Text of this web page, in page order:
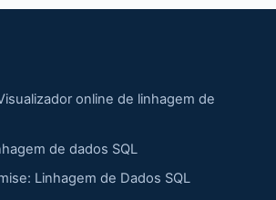
online de linhagem de
de dados SQL
Linhagem de Dados SQL